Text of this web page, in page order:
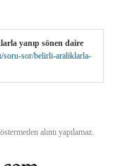
yanıp sönen daire
soru-sor/belirli-araliklarla-
alıntı yapılamaz.